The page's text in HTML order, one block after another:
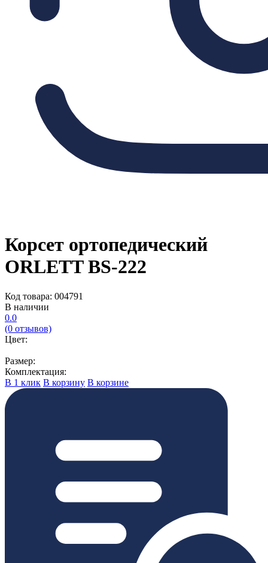
Корсет ортопедический
ORLETT BS-222
Код товара: 004791
В наличии
0.0
(0 отзывов)
Цвет:
Размер:
Комплектация:
В 1 клик В корзину В корзине